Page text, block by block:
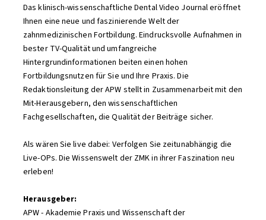
Das klinisch-wissenschaftliche Dental Video Journal eröffnet
Ihnen eine neue und faszinierende Welt der
zahnmedizinischen Fortbildung. Eindrucksvolle Aufnahmen in
bester TV-Qualität und umfangreiche
Hintergrundinformationen beiten einen hohen
Fortbildungsnutzen für Sie und Ihre Praxis. Die
Redaktionsleitung der APW stellt in Zusammenarbeit mit den
Mit-Herausgebern, den wissenschaftlichen
Fachgesellschaften, die Qualität der Beiträge sicher.
Als wären Sie live dabei: Verfolgen Sie zeitunabhängig die
Live-OPs. Die Wissenswelt der ZMK in ihrer Faszination neu
erleben!
Herausgeber:
APW - Akademie Praxis und Wissenschaft der